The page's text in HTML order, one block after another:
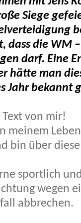
Siege
dass die WM
darf. Eine
hätte man
Jahr bekannt
von mir!
meinem
bin über
sportlich
wegen
abbrechen.